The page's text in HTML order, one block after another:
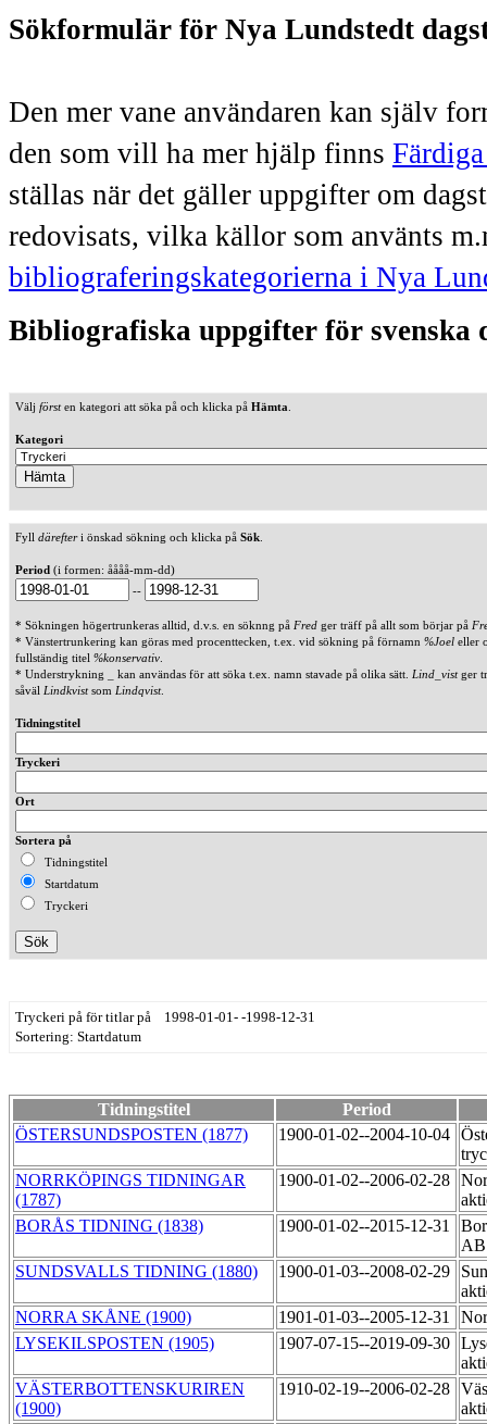
Sökformulär för Nya Lundstedt
Den mer vane användaren kan själv
den som vill ha mer hjälp finns
ställas när det gäller uppgifter om
redovisats, vilka källor som använts
bibliograferingskategorierna i Nya
Bibliografiska uppgifter för svenska
Välj försten kategori att söka på och klicka på Hämta
Kategori
Fyll därefteri önskad sökning och klicka på Sök
Period (i formen: åååå-mm-dd)
--
* Sökningen högertrunkeras alltid, d.v.s. en söknng på Fred ger träff på allt som börjar på
* Vänstertrunkering kan göras med procenttecken, t.ex. vid sökning på förnamn %Joel eller
fullständig titel %konservativ
* Understrykning _ kan användas för att söka t.ex. namn stavade på olika sätt. Lind_vistger
såväl Lindkvistsom Lindqvist.
Tidningstitel
Tryckeri
Ort
Sortera på
Tidningstitel
Startdatum
Tryckeri
Tryckeri på för titlar på 1998-01-01- -1998-12-31
Sortering: Startdatum
Tidningstitel
Period
ÖSTERSUNDSPOSTEN (1877)
1900-01-02--2004-10-04
NORRKÖPINGS TIDNINGAR
(1787)
1900-01-02--2006-02-28
BORÅS TIDNING (1838)
1900-01-02--2015-12-31
SUNDSVALLS TIDNING (1880)
1900-01-03--2008-02-29
NORRA SKÅNE (1900)
1901-01-03--2005-12-31
LYSEKILSPOSTEN (1905)
1907-07-15--2019-09-30
VÄSTERBOTTENSKURIREN
(1900)
1910-02-19--2006-02-28